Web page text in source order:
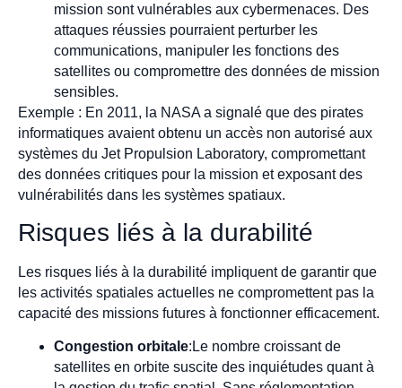
mission sont vulnérables aux cybermenaces. Des
attaques réussies pourraient perturber les
communications, manipuler les fonctions des
satellites ou compromettre des données de mission
sensibles.
Exemple : En 2011, la NASA a signalé que des pirates
informatiques avaient obtenu un accès non autorisé aux
systèmes du Jet Propulsion Laboratory, compromettant
des données critiques pour la mission et exposant des
vulnérabilités dans les systèmes spatiaux.
Risques liés à la durabilité
Les risques liés à la durabilité impliquent de garantir que
les activités spatiales actuelles ne compromettent pas la
capacité des missions futures à fonctionner efficacement.
Congestion orbitale:Le nombre croissant de
satellites en orbite suscite des inquiétudes quant à